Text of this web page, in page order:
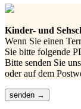
Kinder- und
Wenn Sie einen
Sie bitte folgende
Bitte senden Sie
oder auf dem